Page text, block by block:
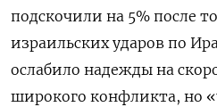
подскочили на 5% ‌после
израильских ударов ‌по
ослабило надежды на
широкого ​конфликта, но